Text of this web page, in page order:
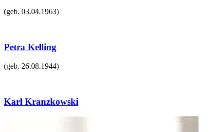
(geb. 03.04.1963)
Petra Kelling
(geb. 26.08.1944)
Karl Kranzkowski